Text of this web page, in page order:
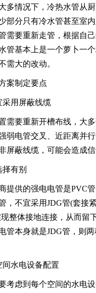
多情况下，冷热水管从
部分只有冷水管甚至室
需要重新走管，根据自
管基本上是一个萝卜一
需大的改动。
案制定要点
采用屏蔽线缆
需要重新开槽布线，大
弱电管交叉、近距离并
屏蔽线缆，可能会造成信
择有别
提供的强电电管是PVC
，不宜采用JDG管(套接
整体接地连接，从而留
管本身就是JDG管，则
间水电设备配置
考虑到每个空间的水电设